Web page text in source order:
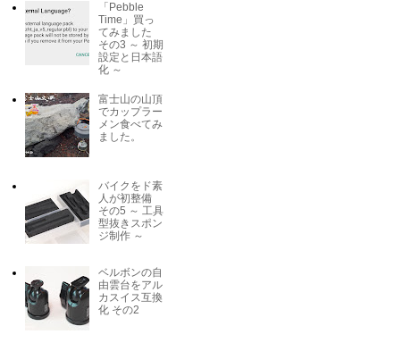
「Pebble
Time」買っ
てみました
その3 ～ 初期
設定と日本語
化 ～
富士山の山頂
でカップラー
メン食べてみ
ました。
バイクをド素
人が初整備
その5 ～ 工具
型抜きスポン
ジ制作 ～
ベルボンの自
由雲台をアル
カスイス互換
化 その2